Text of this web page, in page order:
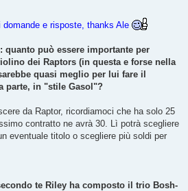
e risposte, thanks Ale
: quanto può essere importante per
dei Raptors (in questa e forse nella
quasi meglio per lui fare il
parte, in "stile Gasol"?
da Raptor, ricordiamoci che ha solo 25
contratto ne avrà 30. Lì potrà scegliere
eventuale titolo o scegliere più soldi per
te Riley ha composto il trio Bosh-